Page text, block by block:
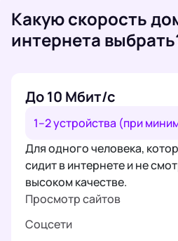
Какую скорость
интернета
До 10 Мбит/с
1–2 устройства (при
Для одного человека,
сидит в интернете и не
высоком качестве.
Просмотр сайтов
Соцсети